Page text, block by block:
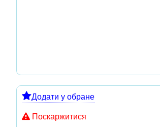
Додати у обране
Поскаржитися